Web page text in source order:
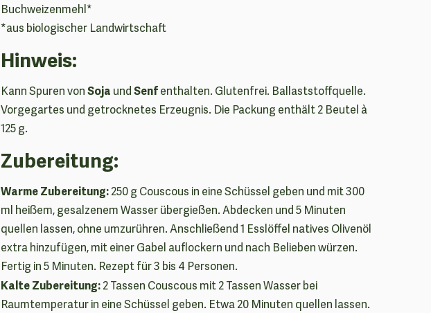
Buchweizenmehl*
*aus biologischer Landwirtschaft
Hinweis:
Kann Spuren vonSoja undSenfenthalten. Glutenfrei. Ballaststoffquelle.
Vorgegartes und getrocknetes Erzeugnis. Die Packung enthält 2 Beutel à
125 g.
Zubereitung:
Warme Zubereitung:250 g Couscous in eine Schüssel geben und mit 300
ml heißem, gesalzenem Wasser übergießen. Abdecken und 5 Minuten
quellen lassen, ohne umzurühren. Anschließend 1 Esslöffel natives Olivenöl
extra hinzufügen, mit einer Gabel auflockern und nach Belieben würzen.
Fertig in 5 Minuten. Rezept für 3 bis 4 Personen.
Kalte Zubereitung:2 Tassen Couscous mit 2 Tassen Wasser bei
Raumtemperatur in eine Schüssel geben. Etwa 20 Minuten quellen lassen.